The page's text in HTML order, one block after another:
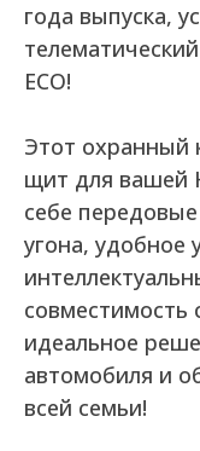
года выпуска,
ECO!
Этот охранный
щит для вашей
себе
угона, удобное
совместимость
идеальное
автомобиля и
всей семьи!